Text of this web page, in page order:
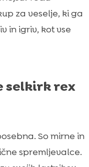
za veselje, ki ga
in igriv, kot vse
selkirk rex
So mirne in
spremljevalce.